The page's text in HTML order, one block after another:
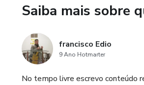
Saiba mais sobre
francisco Edio
9 Ano Hotmarter
No tempo livre escrevo conteúdo